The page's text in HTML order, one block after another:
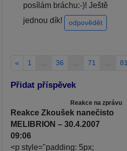
posílám bráchu:-)! Ještě
jednou dík!
odpovědět
« 1 36 71 81
Přidat příspěvek
Reakce na zprávu
Reakce Zkoušek nanečisto
MELIBRION – 30.4.2007
09:06
<p style="padding: 5px;